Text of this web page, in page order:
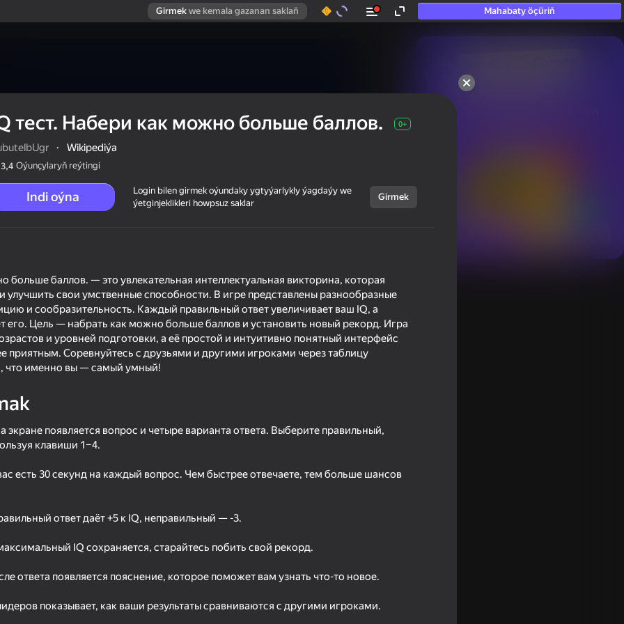
Girmek we kemala gazanan saklaň Mahabaty öçüriň
hatda «oýnamayanlar» hem
баллов.
Plinko Clicker Ball Clicker
44 47
тест. Набери как можно больше баллов. 0+
· Wikipediýa
3,4 Oýunçylaryň reýtingi
Indi oýna
Login bilen girmek oýundaky ygtyýarlykly ýagdaýy we
ýetginjeklikleri howpsuz saklar
Girmek
больше баллов. — это увлекательная интеллектуальная викторина, которая
улучшить свои умственные способности. В игре представлены разнообразные
и сообразительность. Каждый правильный ответ увеличивает ваш IQ, а
его. Цель — набрать как можно больше баллов и установить новый рекорд. Игра
и уровней подготовки, а её простой и интуитивно понятный интерфейс
приятным. Соревнуйтесь с друзьями и другими игроками через таблицу
что именно вы — самый умный!
экране появляется вопрос и четыре варианта ответа. Выберите правильный,
клавиши 1–4.
есть 30 секунд на каждый вопрос. Чем быстрее отвечаете, тем больше шансов
ответ даёт +5 к IQ, неправильный — -3.
IQ сохраняется, старайтесь побить свой рекорд.
ответа появляется пояснение, которое поможет вам узнать что-то новое.
показывает, как ваши результаты сравниваются с другими игроками.